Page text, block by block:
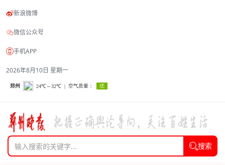
新浪微博
微信公众号
手机APP
2026年8月10日 星期一
搜索